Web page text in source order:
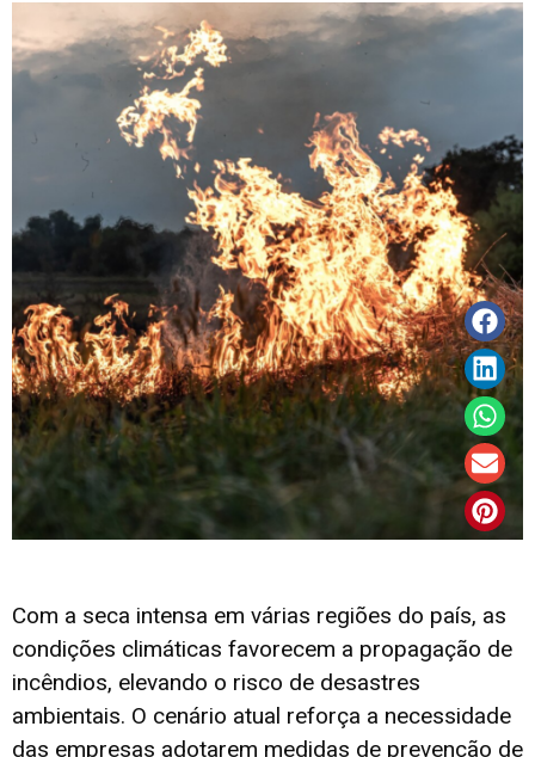
Com a seca intensa em várias regiões do país, as
condições climáticas favorecem a propagação de
incêndios, elevando o risco de desastres
ambientais. O cenário atual reforça a necessidade
das empresas adotarem medidas de prevenção de